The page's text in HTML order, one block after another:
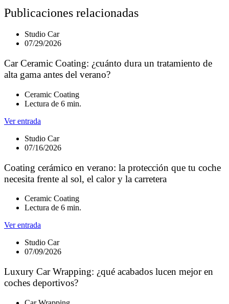
Publicaciones relacionadas
Studio Car
07/29/2026
Car Ceramic Coating: ¿cuánto dura un tratamiento de
alta gama antes del verano?
Ceramic Coating
Lectura de 6 min.
Ver entrada
Studio Car
07/16/2026
Coating cerámico en verano: la protección que tu coche
necesita frente al sol, el calor y la carretera
Ceramic Coating
Lectura de 6 min.
Ver entrada
Studio Car
07/09/2026
Luxury Car Wrapping: ¿qué acabados lucen mejor en
coches deportivos?